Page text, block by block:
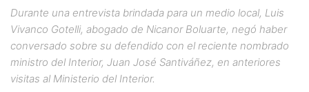
Durante una entrevista brindada para un medio local, Luis
Vivanco Gotelli, abogado de Nicanor Boluarte, negó haber
conversado sobre su defendido con el reciente nombrado
ministro del Interior, Juan José Santiváñez, en anteriores
visitas al Ministerio del Interior.